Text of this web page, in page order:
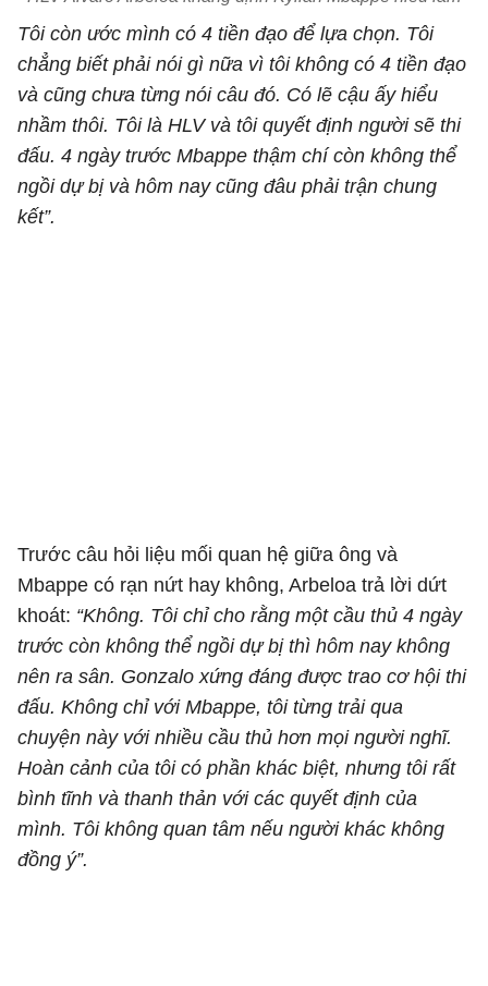
Tôi còn ước mình có 4 tiền đạo để lựa chọn. Tôi
chẳng biết phải nói gì nữa vì tôi không có 4 tiền đạo
và cũng chưa từng nói câu đó. Có lẽ cậu ấy hiểu
nhầm thôi. Tôi là HLV và tôi quyết định người sẽ thi
đấu. 4 ngày trước Mbappe thậm chí còn không thể
ngồi dự bị và hôm nay cũng đâu phải trận chung
kết”.
Trước câu hỏi liệu mối quan hệ giữa ông và
Mbappe có rạn nứt hay không, Arbeloa trả lời dứt
khoát: “Không. Tôi chỉ cho rằng một cầu thủ 4 ngày
trước còn không thể ngồi dự bị thì hôm nay không
nên ra sân. Gonzalo xứng đáng được trao cơ hội thi
đấu. Không chỉ với Mbappe, tôi từng trải qua
chuyện này với nhiều cầu thủ hơn mọi người nghĩ.
Hoàn cảnh của tôi có phần khác biệt, nhưng tôi rất
bình tĩnh và thanh thản với các quyết định của
mình. Tôi không quan tâm nếu người khác không
đồng ý”.